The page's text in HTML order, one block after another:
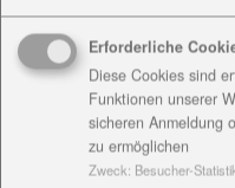
Positiv getestete
Quarantäne, negativ
Mitarbeitende sind in
heißt: sie kommen
Anschluss direkt
begeben.
Erforderliche
Diese Cookies sind
Funktionen unserer
sicheren Anmeldung
zu ermöglichen
Zweck: Besucher-